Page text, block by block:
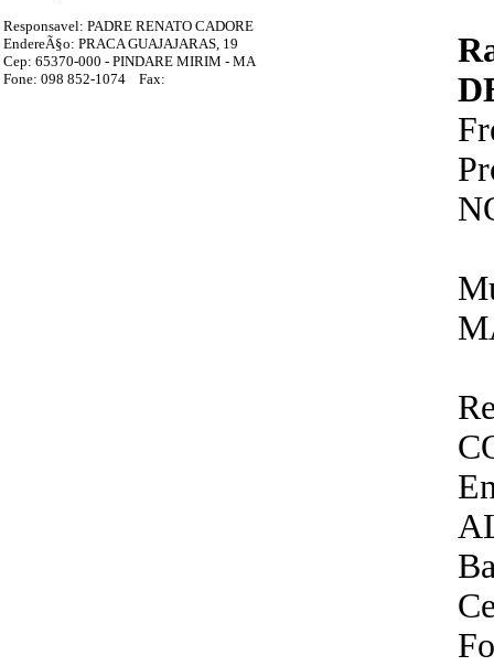
Responsavel: PADRE RENATO CADORE
EndereÃ§o: PRACA GUAJAJARAS, 19
Cep: 65370-000 - PINDARE MIRIM - MA
Fone: 098 852-1074 Fax: